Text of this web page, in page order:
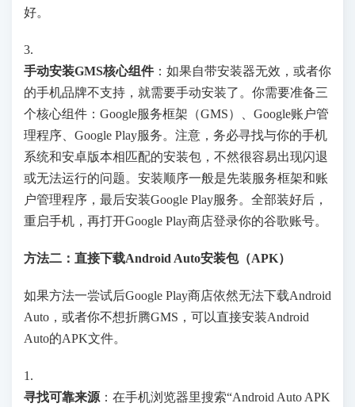
好。
3.
手动安装GMS核心组件：如果自带安装器无效，或者你
的手机品牌不支持，就需要手动安装了。你需要准备三
个核心组件：Google服务框架（GMS）、Google账户管
理程序、Google Play服务。注意，务必寻找与你的手机
系统和安卓版本相匹配的安装包，不然很容易出现闪退
或无法运行的问题。安装顺序一般是先装服务框架和账
户管理程序，最后安装Google Play服务。全部装好后，
重启手机，再打开Google Play商店登录你的谷歌账号。
方法二：直接下载Android Auto安装包（APK）
如果方法一尝试后Google Play商店依然无法下载Android
Auto，或者你不想折腾GMS，可以直接安装Android
Auto的APK文件。
1.
寻找可靠来源 ：在手机浏览器里搜索“Android Auto APK